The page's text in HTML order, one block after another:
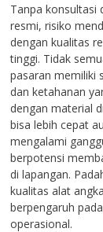
Tanpa konsultasi
resmi, risiko
dengan kualitas
tinggi. Tidak
pasaran memiliki
dan ketahanan
dengan material
bisa lebih cepat
mengalami
berpotensi
di lapangan.
kualitas alat
berpengaruh
operasional.